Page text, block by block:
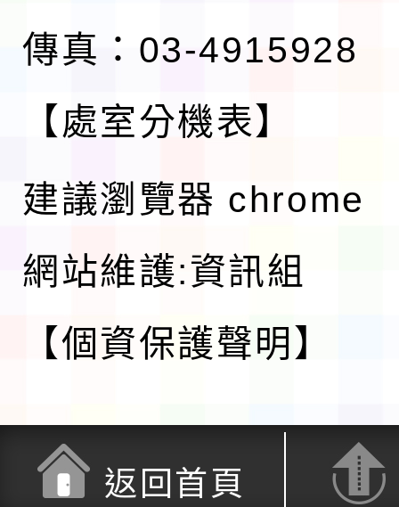
傳真：03-4915928
【處室分機表】
建議瀏覽器 chrome
網站維護:資訊組
【個資保護聲明】
返回首頁